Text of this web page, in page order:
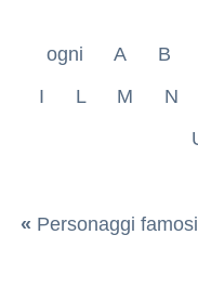
ogni A B
I
L M N
« Personaggi